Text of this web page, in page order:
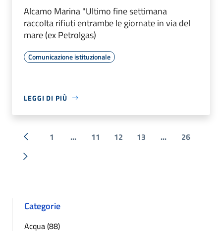
Alcamo Marina "Ultimo fine settimana
raccolta rifiuti entrambe le giornate in via del
mare (ex Petrolgas)
Comunicazione istituzionale
LEGGI DI PIÙ
« Precedente
1 ... 11 12 13 ... 26
Successiva »
Categorie
Acqua (88)